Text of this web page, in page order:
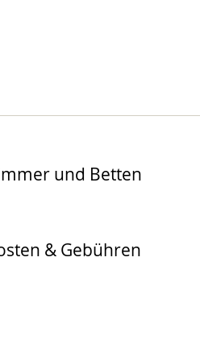
und Betten
& Gebühren